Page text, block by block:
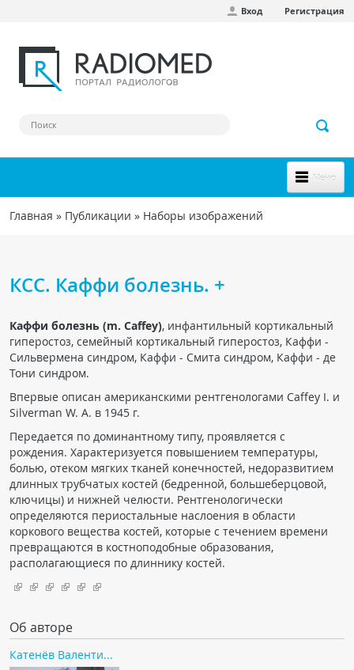
Вход Регистрация
Меню
НОВОЕ НА САЙТЕ
Форум
Наш сборник ссылок
Чат RADIOMED
ОБРАЗОВАНИЕ
Интерактивные задания
Презентации
Публикации
Видео
Журнал "Лучевая диагностика и терапия"
Вы здесь
Главная » Публикации » Наборы изображений
КСС. Каффи болезнь. +
Каффи болезнь (m. Caffey), инфантильный кортикальный
гиперостоз, семейный кортикальный гиперостоз, Каффи -
Сильвермена синдром, Каффи - Смита синдром, Каффи - де
Тони синдром.
Впервые описан американскими рентгенологами Caffey I. и
Silverman W. А. в 1945 г.
Передается по доминантному типу, проявляется с
рождения. Характеризуется повышением температуры,
болью, отеком мягких тканей конечностей, недоразвитием
длинных трубчатых костей (бедренной, большеберцовой,
ключицы) и нижней челюсти. Рентгенологически
определяются периостальные наслоения в области
коркового вещества костей, которые с течением времени
превращаются в костноподобные образования,
располагающиеся по длиннику костей.
Об авторе
Катенёв Валенти...